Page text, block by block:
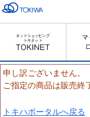
申し訳ございません。
ご指定の商品は販売終
トキハポータルへ戻る